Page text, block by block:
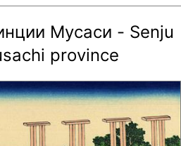
Мусаси - Senju
province